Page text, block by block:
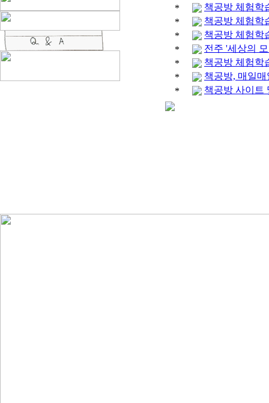
*
책공방 체험학
*
책공방 체험학
*
책공방 체험학
*
전주 '세상의
*
책공방 체험학
*
책공방, 매일
*
책공방 사이트